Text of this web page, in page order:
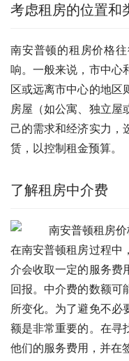
考虑租房的位置和
南安普顿的租房价格
响。一般来说，市中心
区或远离市中心的地区
房屋（如公寓、独立屋
己的需求和经济实力，
赁，以控制租金预算。
了解租房中介费
在南安普顿租房过程中
介会收取一定的服务费
回报。中介费的数额可
所变化。为了避免不必
额是非常重要的。在寻
他们的服务费用，并在